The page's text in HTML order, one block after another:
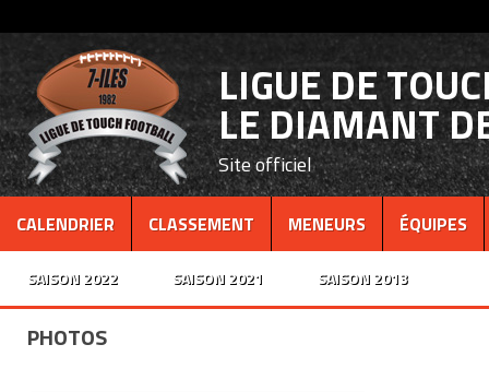
LIGUE DE
LE DIAMANT
Site officiel
CALENDRIER CLASSEMENT MENEURS ÉQUIPES
SAISON 2022 SAISON 2021 SAISON 2013
PHOTOS